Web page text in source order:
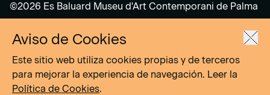
©2026 Es Baluard Museu d'Art Contemporani de Palma
Aviso Legal
Política de Privacidad
Política de cookies
Aviso de Cookies
Este sitio web utiliza cookies propias y de terceros
para mejorar la experiencia de navegación. Leer la
Política de Cookies.